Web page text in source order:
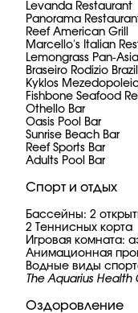
Levanda Restaurant
Panorama
Reef American Grill
Marcello's Italian
Lemongrass Pan-
Braseiro Rodizio
Kyklos
Fishbone Seafood
Othello Bar
Oasis Pool Bar
Sunrise Beach Bar
Reef Sports Bar
Adults Pool Bar
Спорт и отдых
Бассейны: 2
2 Теннисных корта
Игровая комната:
Анимационная
Водные виды
The Aquarius Health
Оздоровление